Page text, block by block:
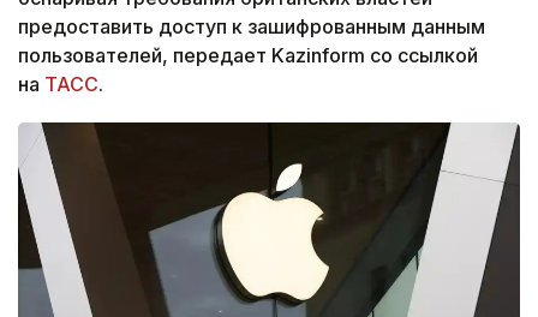
предоставить доступ к зашифрованным данным
пользователей, передает Kazinform со ссылкой
на ТАСС.